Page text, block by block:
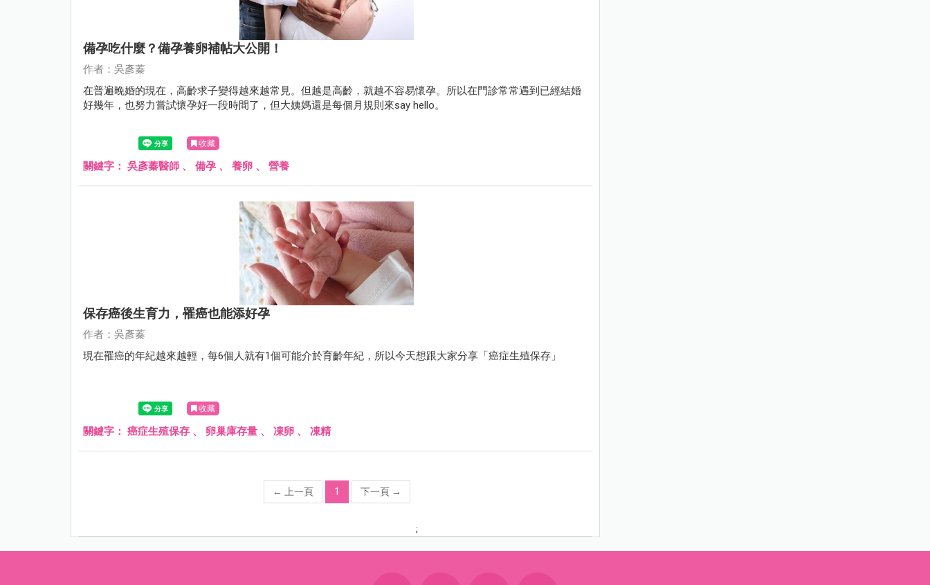
備孕吃什麼？備孕養卵補帖大公開！
作者：吳彥蓁
在普遍晚婚的現在，高齡求子變得越來越常見。但越是高齡，就越不容易懷孕。所以在門診常常遇到已經結婚
好幾年，也努力嘗試懷孕好一段時間了，但大姨媽還是每個月規則來say hello。
收藏
關鍵字： 吳彥蓁醫師 、 備孕 、 養卵 、 營養
保存癌後生育力，罹癌也能添好孕
作者：吳彥蓁
現在罹癌的年紀越來越輕，每6個人就有1個可能介於育齡年紀，所以今天想跟大家分享「癌症生殖保存」
收藏
關鍵字： 癌症生殖保存 、 卵巢庫存量 、 凍卵 、 凍精
← 上一頁 1 下一頁 →
;